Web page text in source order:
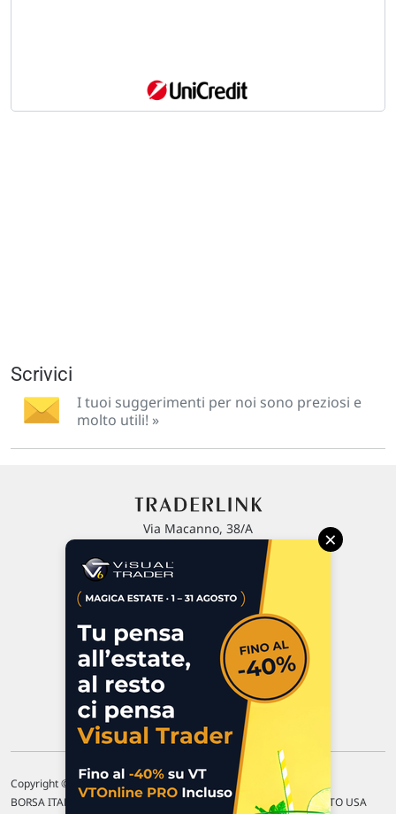
Scrivici
I tuoi suggerimenti per noi sono preziosi e
molto utili! »
Via Macanno, 38/A
P.IVA 02 452 460 401
Commenti e segnalazioni
Contattaci
Copyright © 1996-2026 Traderlink Italia s.r.l.
BORSA ITALIANA Quotazioni di borsa differite di 15 min. / MERCATO USA
×